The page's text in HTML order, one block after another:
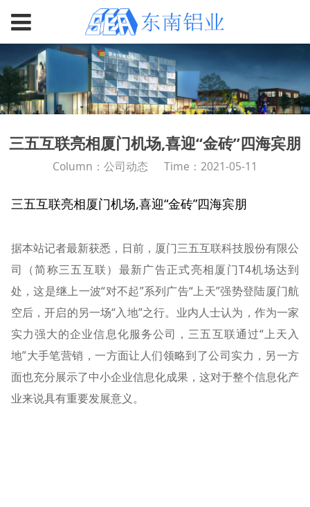
三五互联亮相厦门机场,喜迎“金砖”四海宾朋
Column：公司动态 Time：2021-05-11
三五互联亮相厦门机场,喜迎“金砖”四海宾朋
据本站记者最新获悉，日前，厦门三五互联科技股份有限公
司（简称三五互联）最新广告正式亮相厦门T4机场达到
处，这是继上一波“对不起”系列广告“上天”强势登陆厦门航
空后，开启的另一场“入地”之行。业内人士认为，作为一家
实力强大的企业信息化服务公司，三五互联通过“上天入
地”大手笔营销，一方面让人们领略到了公司实力，另一方
面也充分展示了中小企业信息化成果，这对于整个信息化产
业来说具有重要发展意义。